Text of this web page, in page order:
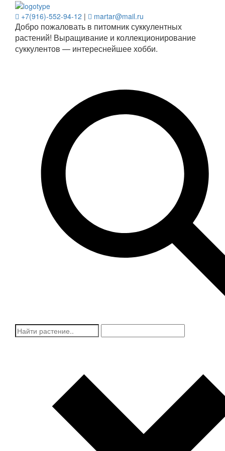
+7(916)-552-94-12 | martar@mail.ru
Добро пожаловать в питомник суккулентных
растений! Выращивание и коллекционирование
суккулентов — интереснейшее хобби.